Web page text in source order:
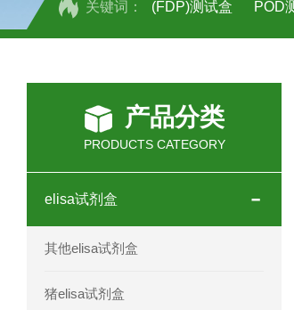
关键词： (FDP)测试盒 POD
人全式钴氨素
人鞘脂(SPH)elisa试剂
人抗卵巢抗体(Anti-
人蓝氏贾第虫
产品分类
PRODUCTS CATEGORY
elisa试剂盒
其他elisa试剂盒
猪elisa试剂盒